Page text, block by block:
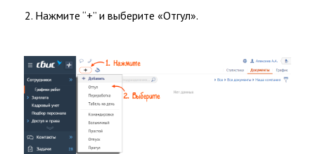
КОМПАНИИ
Нажмите “+” и выберите «Отгул».